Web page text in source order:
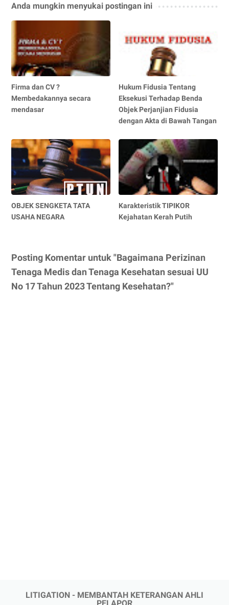
Anda mungkin menyukai postingan ini
Firma dan CV ?
Membedakannya secara
mendasar
Hukum Fidusia Tentang
Eksekusi Terhadap Benda
Objek Perjanjian Fidusia
dengan Akta di Bawah Tangan
OBJEK SENGKETA TATA
USAHA NEGARA
Karakteristik TIPIKOR
Kejahatan Kerah Putih
Posting Komentar untuk "Bagaimana Perizinan
Tenaga Medis dan Tenaga Kesehatan sesuai UU
No 17 Tahun 2023 Tentang Kesehatan?"
LITIGATION - MEMBANTAH KETERANGAN AHLI